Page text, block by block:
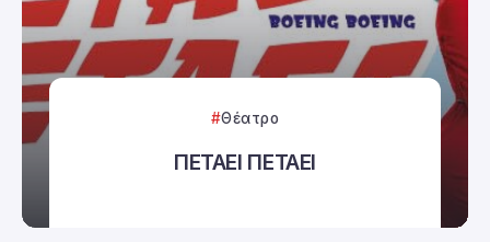
Θέατρο
ΠΕΤΑΕΙ ΠΕΤΑΕΙ